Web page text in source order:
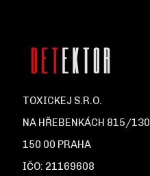
TOXICKEJ S.R.O.
NA HŘEBENKÁCH 815/130
150 00 PRAHA
IČO: 21169608